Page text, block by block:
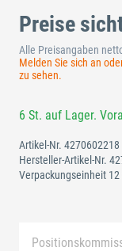
Preise
Alle Preisangaben
Melden Sie sich an
zu sehen.
6 St. auf Lager.
Artikel-Nr. 4270602218
Hersteller-Artikel-Nr.
Verpackungseinheit 12